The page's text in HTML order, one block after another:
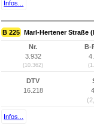
Infos...
B 225 Marl-Hertener Straße
Nr.
3.932
(10.362)
B-
DTV
16.218
Infos...